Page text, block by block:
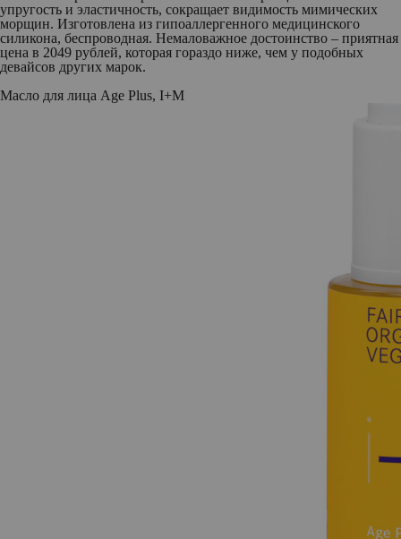
упругость и эластичность, сокращает видимость мимических
морщин. Изготовлена из гипоаллергенного медицинского
силикона, беспроводная. Немаловажное достоинство – приятная
цена в 2049 рублей, которая гораздо ниже, чем у подобных
девайсов других марок.
Масло для лица Age Plus, I+M